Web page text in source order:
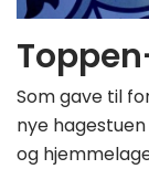
Som gave til
nye
og